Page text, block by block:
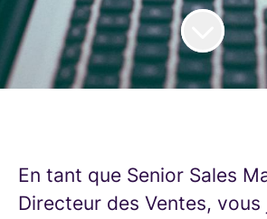
En tant que Senior Sales
Directeur des Ventes, vous